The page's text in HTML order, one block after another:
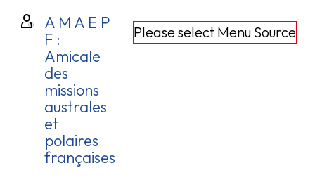
Please select Menu Source
A M A E P
F :
Amicale
des
missions
australes
et
polaires
françaises